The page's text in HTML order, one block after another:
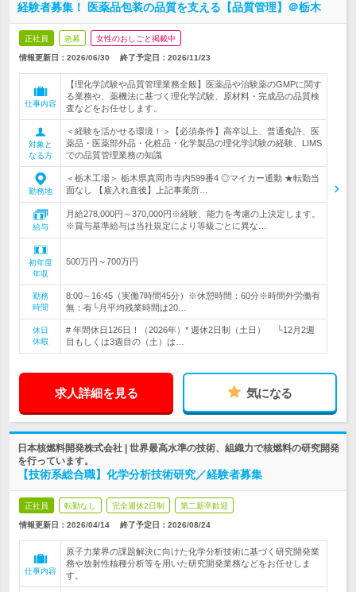
経験者募集！ 医薬品包装の品質を支える【品質管理】＠栃木
正社員 急募 女性のおしごと掲載中
情報更新日：2026/06/30 終了予定日： 2026/11/23
仕事内容
【理化学試験や品質管理業務全般】医薬品や治験薬のGMPに関す
る業務や、薬機法に基づく理化学試験、原材料・完成品の品質検
査などをお任せします。
対象と
なる方
＜経験を活かせる環境！＞【必須条件】高卒以上、普通免許、医
薬品・医薬部外品・化粧品・化学製品の理化学試験の経験、LIMS
での品質管理業務の知識
勤務地
＜栃木工場＞ 栃木県真岡市寺内599番4 ◎マイカー通勤 ★転勤当
面なし 【雇入れ直後】上記事業所…
給与
月給278,000円～370,000円※経験、能力を考慮の上決定します。
※賞与基準給与は当社規定により等級ごとに異な…
初年度
年収
500万円～700万円
勤務
時間
8:00～16:45（実働7時間45分）※休憩時間：60分※時間外労働有
無：有└月平均残業時間は20…
休日
休暇
# 年間休日126日！（2026年）* 週休2日制（土日） └12月2週
目もしくは3週目の（土）は…
求人詳細を見る 気になる
日本核燃料開発株式会社 | 世界最高水準の技術、組織力で核燃料の研究開発
を行っています。
【技術系総合職】化学分析技術研究／経験者募集
正社員 転勤なし 完全週休2日制 第二新卒歓迎
情報更新日：2026/04/14 終了予定日： 2026/08/24
仕事内容
原子力業界の課題解決に向けた化学分析技術に基づく研究開発業
務や放射性核種分析等を用いた研究開発業務などをお任せしま
す。